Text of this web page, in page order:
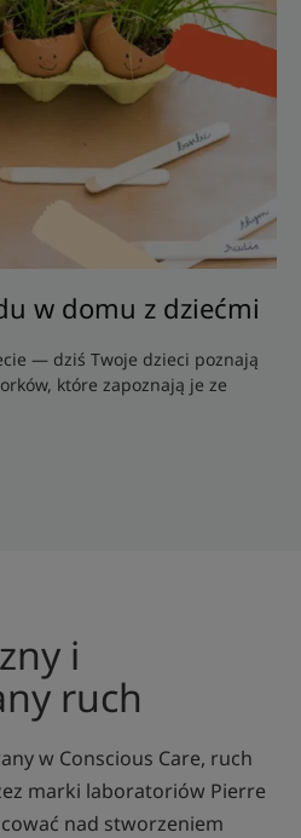
w domu z dziećmi
— dziś Twoje dzieci poznają
które zapoznają je ze
i
ruch
w Conscious Care, ruch
marki laboratoriów Pierre
nad stworzeniem